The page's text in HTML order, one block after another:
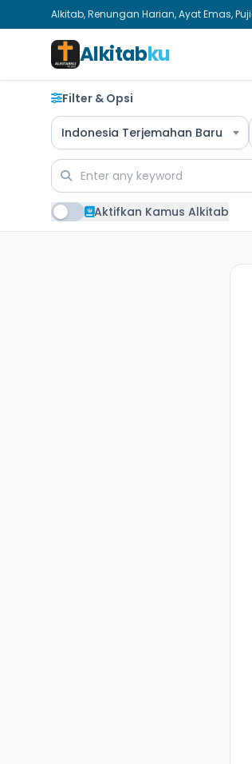
Alkitab, Renungan Harian, Ayat Emas,
Alkitabku
Filter & Opsi
Indonesia Terjemahan Baru
Aktifkan Kamus Alkitab